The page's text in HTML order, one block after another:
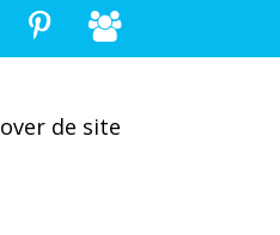
over de site